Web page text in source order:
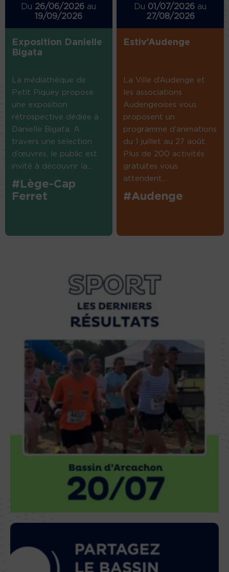
Du 26/06/2026 au
19/09/2026
Exposition Danielle
Bigata
La médiathèque de
Petit Piquey propose
une exposition
rétrospective dédiée à
Danielle Bigata. A
travers une sélection
d’œuvres, le public est
invité à découvrir la...
#Lège-Cap
Ferret
Du 01/07/2026 au
27/08/2026
Estiv’Audenge
La Ville d’Audenge et
les associations
Audengeoises vous
proposent un
programme d’animations
du 1 juillet au 27 août.
Plus de 200 activités
gratuites vous
attendent....
#Audenge